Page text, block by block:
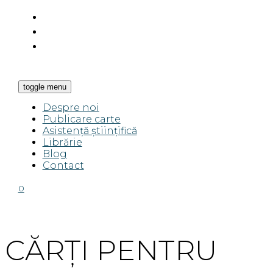
toggle menu
Despre noi
Publicare carte
Asistență științifică
Librărie
Blog
Contact
0
CĂRȚI PENTRU